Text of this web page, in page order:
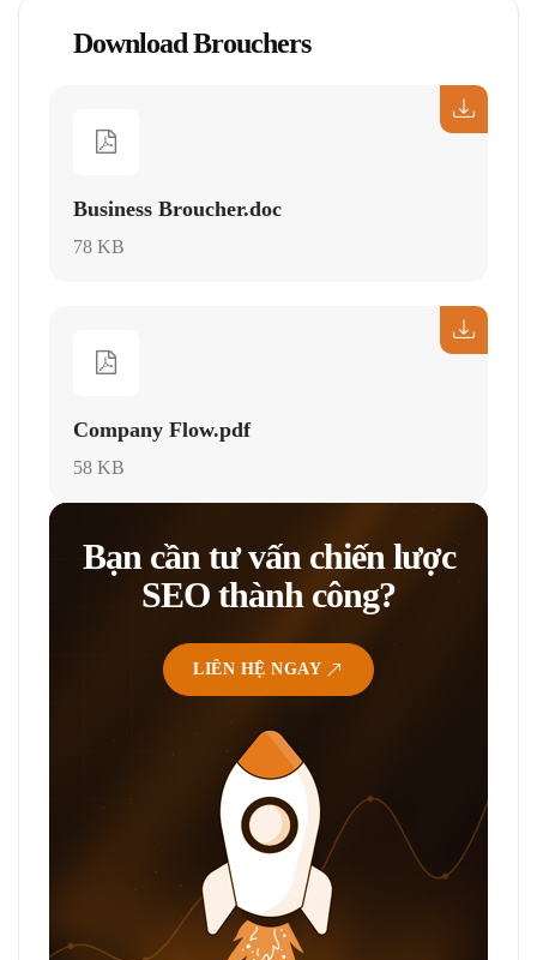
Download Brouchers
Business Broucher.doc
78 KB
Company Flow.pdf
58 KB
Bạn cần tư vấn chiến lược
SEO thành công?
LIÊN HỆ NGAY